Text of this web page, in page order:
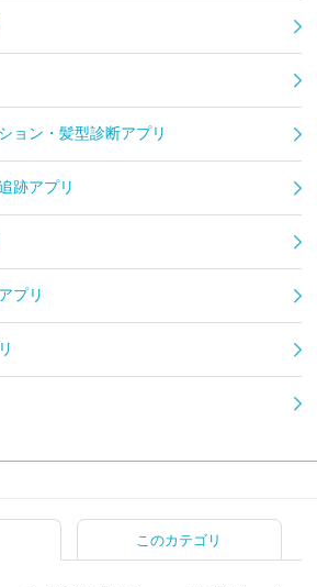
ョン・髪型診断アプリ
跡アプリ
プリ
このカテゴリ